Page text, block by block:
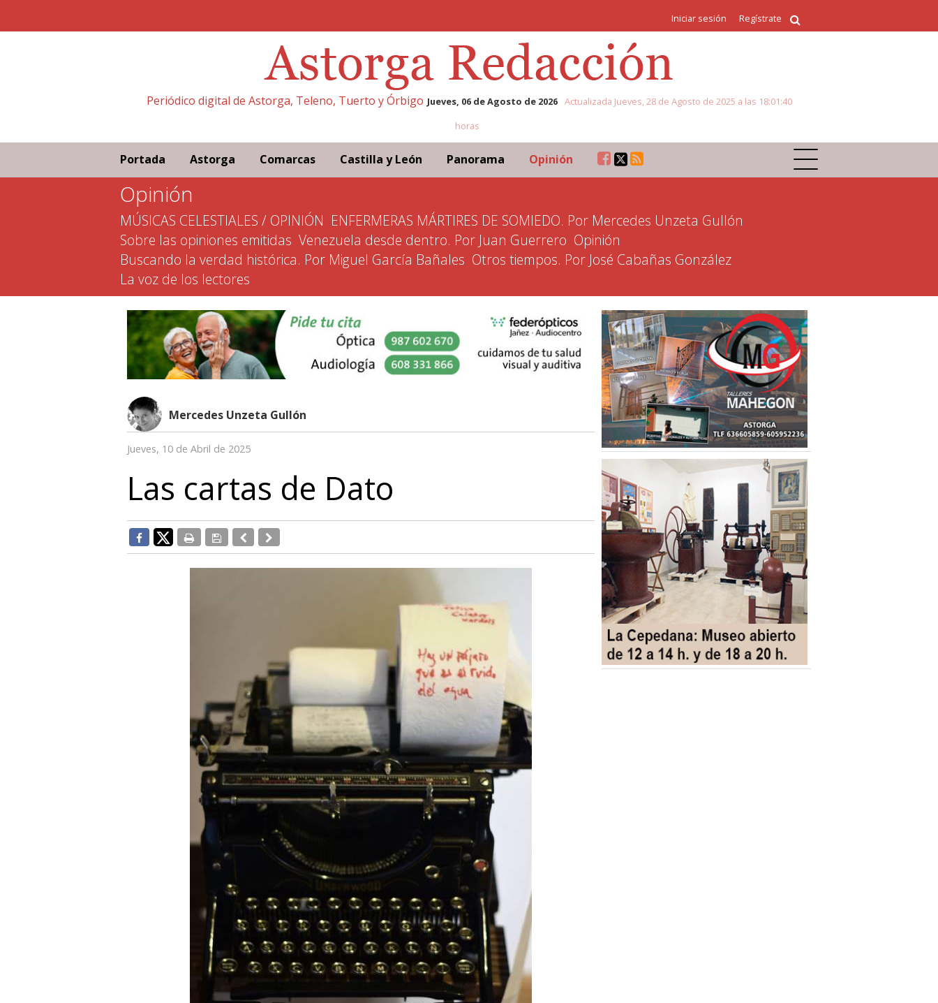
Iniciar sesión Regístrate
Periódico digital de Astorga, Teleno, Tuerto y Órbigo Jueves, 06 de Agosto de 2026 Actualizada Jueves, 28 de Agosto de 2025 a las 18:01:40
horas
Portada Astorga Comarcas Castilla y León Panorama Opinión
Opinión
MÚSICAS CELESTIALES / OPINIÓN ENFERMERAS MÁRTIRES DE SOMIEDO. Por Mercedes Unzeta Gullón
Sobre las opiniones emitidas Venezuela desde dentro. Por Juan Guerrero Opinión
Buscando la verdad histórica. Por Miguel García Bañales Otros tiempos. Por José Cabañas González
La voz de los lectores
Mercedes Unzeta Gullón
Jueves, 10 de Abril de 2025
Las cartas de Dato